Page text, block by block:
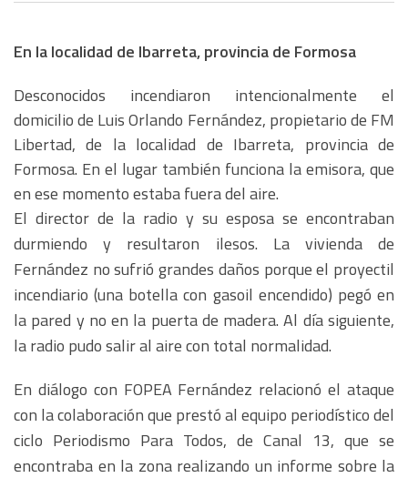
En la localidad de Ibarreta, provincia de Formosa
Desconocidos incendiaron intencionalmente el
domicilio de Luis Orlando Fernández, propietario de FM
Libertad, de la localidad de Ibarreta, provincia de
Formosa. En el lugar también funciona la emisora, que
en ese momento estaba fuera del aire.
El director de la radio y su esposa se encontraban
durmiendo y resultaron ilesos. La vivienda de
Fernández no sufrió grandes daños porque el proyectil
incendiario (una botella con gasoil encendido) pegó en
la pared y no en la puerta de madera. Al día siguiente,
la radio pudo salir al aire con total normalidad.
En diálogo con FOPEA Fernández relacionó el ataque
con la colaboración que prestó al equipo periodístico del
ciclo Periodismo Para Todos, de Canal 13, que se
encontraba en la zona realizando un informe sobre la